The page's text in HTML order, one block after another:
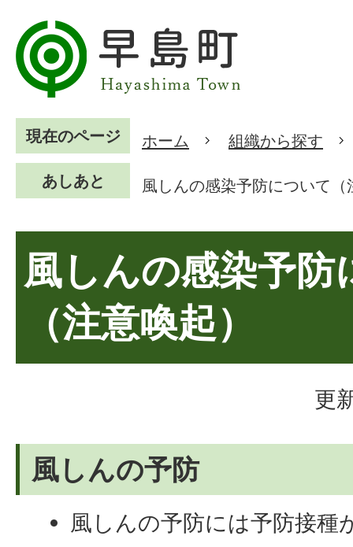
現在のページ ホーム 組織から探す
あしあと 風しんの感染予防について（
風しんの感染予防
（注意喚起）
更
風しんの予防
風しんの予防には予防接種